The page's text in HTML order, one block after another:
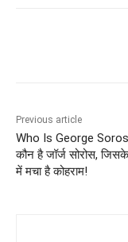
Previous article
Who Is George
कौन है जॉर्ज सोरोस,
में मचा है कोहराम!